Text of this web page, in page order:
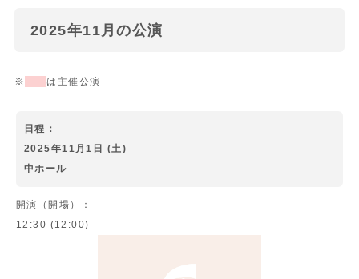
2025年11月の公演
※ は主催公演
日程：
2025年11月1日 (土)
中ホール
開演（開場）：
12:30 (12:00)